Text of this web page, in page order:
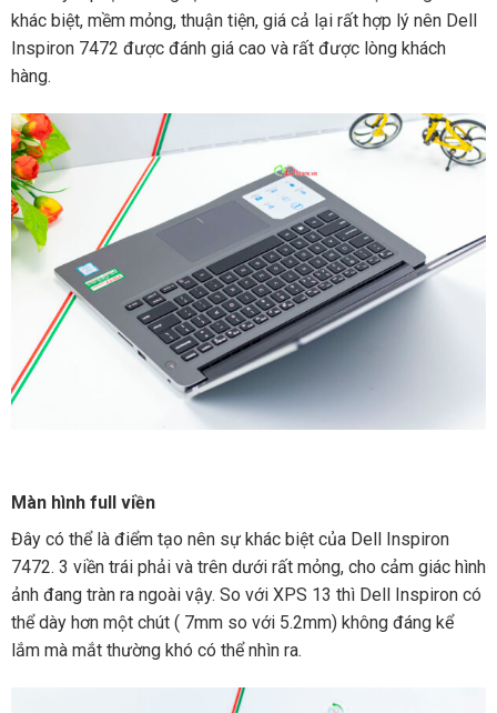
khác biệt, mềm mỏng, thuận tiện, giá cả lại rất hợp lý nên Dell
Inspiron 7472 được đánh giá cao và rất được lòng khách
hàng.
Màn hình full viền
Đây có thể là điểm tạo nên sự khác biệt của Dell Inspiron
7472. 3 viền trái phải và trên dưới rất mỏng, cho cảm giác hình
ảnh đang tràn ra ngoài vậy. So với XPS 13 thì Dell Inspiron có
thể dày hơn một chút ( 7mm so với 5.2mm) không đáng kể
lắm mà mắt thường khó có thể nhìn ra.